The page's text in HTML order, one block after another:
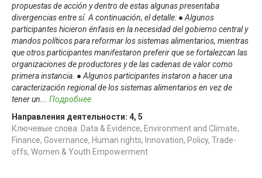
propuestas de acción y dentro de estas algunas presentaba
divergencias entre sí. A continuación, el detalle: ● Algunos
participantes hicieron énfasis en la necesidad del gobierno central y
mandos políticos para reformar los sistemas alimentarios, mientras
que otros participantes manifestaron preferir que se fortalezcan las
organizaciones de productores y de las cadenas de valor como
primera instancia. ● Algunos participantes instaron a hacer una
caracterización regional de los sistemas alimentarios en vez de
tener un
Подробнее
Направления деятельности: 4, 5
Ключевые слова: Data & Evidence, Environment and Climate,
Finance, Governance, Human rights, Innovation, Policy, Trade-
offs, Women & Youth Empowerment